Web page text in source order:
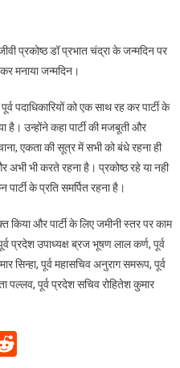
प्रकोष्ठ डॉ प्रभात चंद्रा के जन्मदिन पर
मनाया जन्मदिन।
पदाधिकारियों को एक साथ रह कर पार्टी के
है। उन्होंने कहा पार्टी की मजबूती और
एकता की सूत्र में सभी को बंधे रहना ही
भी करते रहना है। प्रकोष्ठ रहे या नही
के प्रति समर्पित रहना है।
किया और पार्टी के लिए जमीनी स्तर पर काम
प्रदेश उपाध्यक्ष ब्रज भूषण लाल कर्ण, पूर्व
सिन्हा, पूर्व महासचिव अनुराग समरूप, पूर्व
पल्लव, पूर्व प्रदेश सचिव रोहितेश कुमार
Reddit